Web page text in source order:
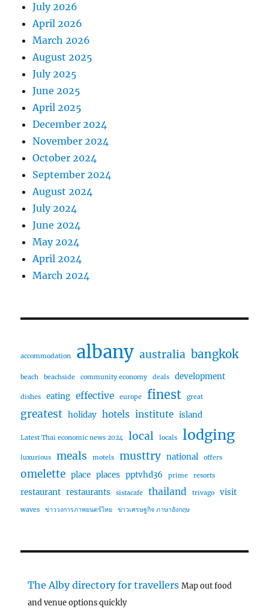
July 2026
April 2026
March 2026
August 2025
July 2025
June 2025
April 2025
December 2024
November 2024
October 2024
September 2024
August 2024
July 2024
June 2024
May 2024
April 2024
March 2024
accommodation albany australia bangkok
beach beachside community economy deals development
dishes eating effective europe finest great
greatest holiday hotels institute island
Latest Thai economic news 2024 local locals lodging
luxurious meals motels musttry national offers
omelette place places pptvhd36 prime resorts
restaurant restaurants sistacafe thailand trivago visit
waves ข่าววงการภาพยนตร์ไทย ข่าวเศรษฐกิจ ภาษาอังกฤษ
The Alby directory for travellers Map out food
and venue options quickly